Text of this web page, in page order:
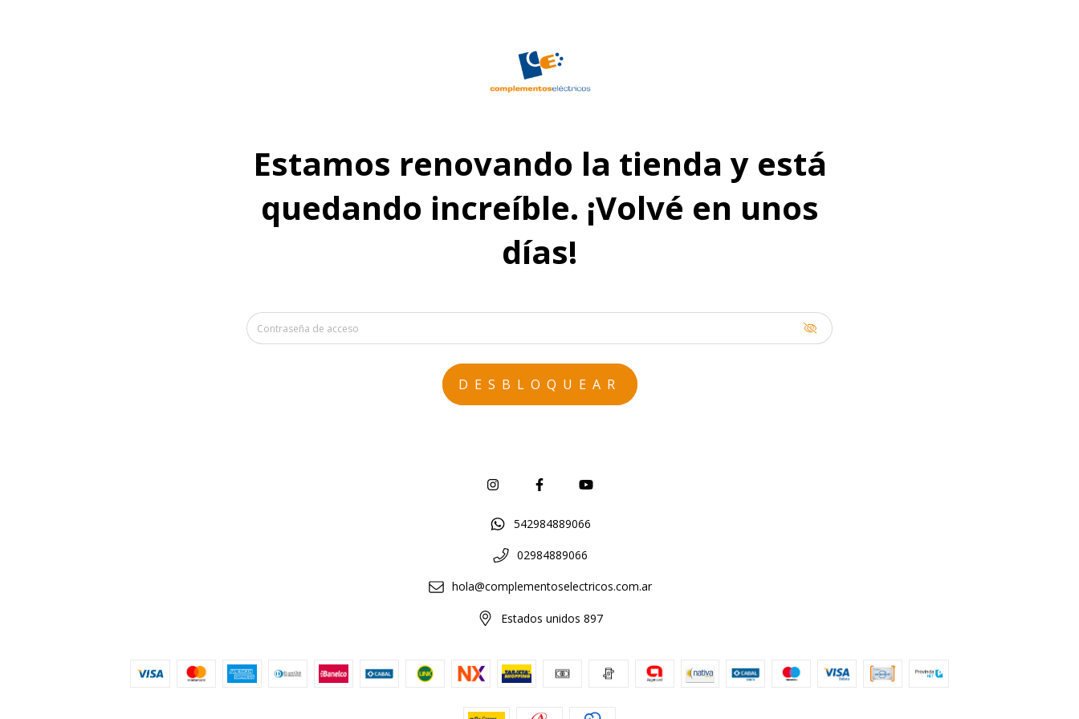
Estamos renovando la tienda y está
quedando increíble. ¡Volvé en unos
días!
542984889066
02984889066
hola@complementoselectricos.com.ar
Estados unidos 897